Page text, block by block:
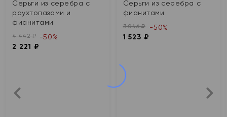
Серьги из серебра с
раухтопазами и
фианитами
4 442 ₽
2 221 ₽
-50%
Серьги из серебра с
фианитами
3 046 ₽
1 523 ₽
-50%